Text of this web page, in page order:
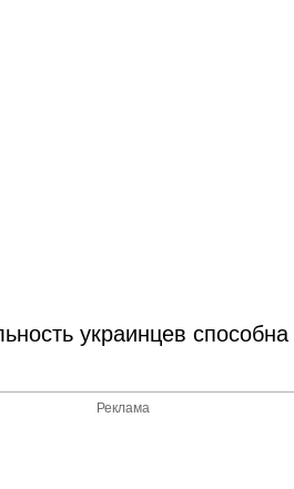
украинцев
Реклама